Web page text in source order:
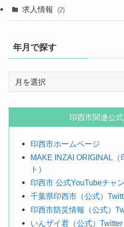
求人情報 (2)
年月で探す
す
印西市関連公
印西市ホームページ
MAKE INZAI ORIGINAL（
ト）
印西市 公式YouTubeチャ
千葉県印西市（公式）
印西市防災情報（公式）
いんザイ君（公式）Twitter